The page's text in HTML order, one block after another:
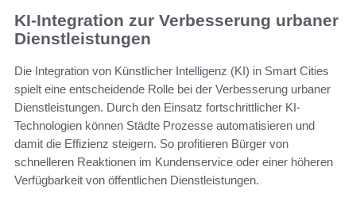
KI-Integration zur Verbesserung urbaner
Dienstleistungen
Die Integration von Künstlicher Intelligenz (KI) in Smart Cities
spielt eine entscheidende Rolle bei der Verbesserung urbaner
Dienstleistungen. Durch den Einsatz fortschrittlicher KI-
Technologien können Städte Prozesse automatisieren und
damit die Effizienz steigern. So profitieren Bürger von
schnelleren Reaktionen im Kundenservice oder einer höheren
Verfügbarkeit von öffentlichen Dienstleistungen.